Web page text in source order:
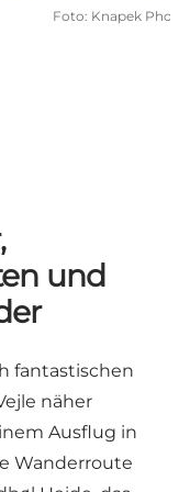
Foto: Knapek
und
fantastischen
näher
Ausflug in
Wanderroute